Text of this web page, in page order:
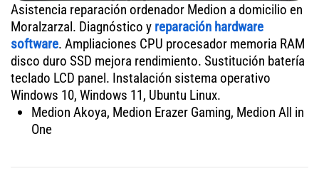
Asistencia reparación ordenador Medion a domicilio en
Moralzarzal. Diagnóstico y reparación hardware
software. Ampliaciones CPU procesador memoria RAM
disco duro SSD mejora rendimiento. Sustitución batería
teclado LCD panel. Instalación sistema operativo
Windows 10, Windows 11, Ubuntu Linux.
Medion Akoya, Medion Erazer Gaming, Medion All in
One